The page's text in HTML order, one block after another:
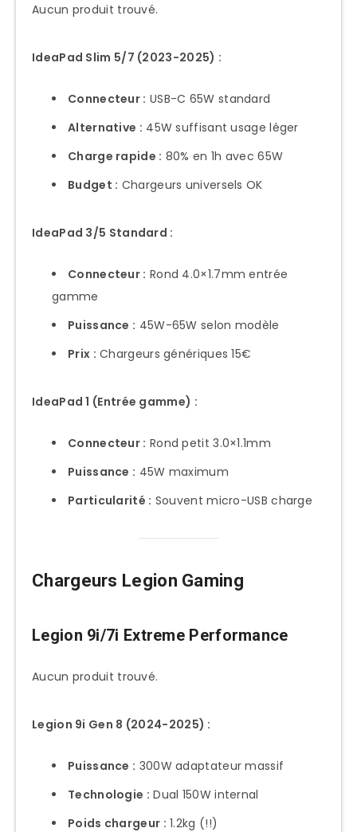
Aucun produit trouvé.
IdeaPad Slim 5/7 (2023-2025) :
Connecteur : USB-C 65W standard
Alternative : 45W suffisant usage léger
Charge rapide : 80% en 1h avec 65W
Budget : Chargeurs universels OK
IdeaPad 3/5 Standard :
Connecteur : Rond 4.0×1.7mm entrée
gamme
Puissance : 45W-65W selon modèle
Prix : Chargeurs génériques 15€
IdeaPad 1 (Entrée gamme) :
Connecteur : Rond petit 3.0×1.1mm
Puissance : 45W maximum
Particularité : Souvent micro-USB charge
Chargeurs Legion Gaming
Legion 9i/7i Extreme Performance
Aucun produit trouvé.
Legion 9i Gen 8 (2024-2025) :
Puissance : 300W adaptateur massif
Technologie : Dual 150W internal
Poids chargeur : 1.2kg (!!)